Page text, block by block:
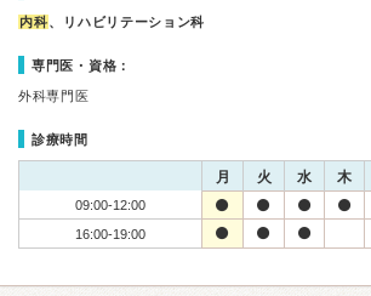
内科、リハビリテーション科
専門医・資格：
外科専門医
診療時間
月 火 水 木
09:00-12:00
16:00-19:00